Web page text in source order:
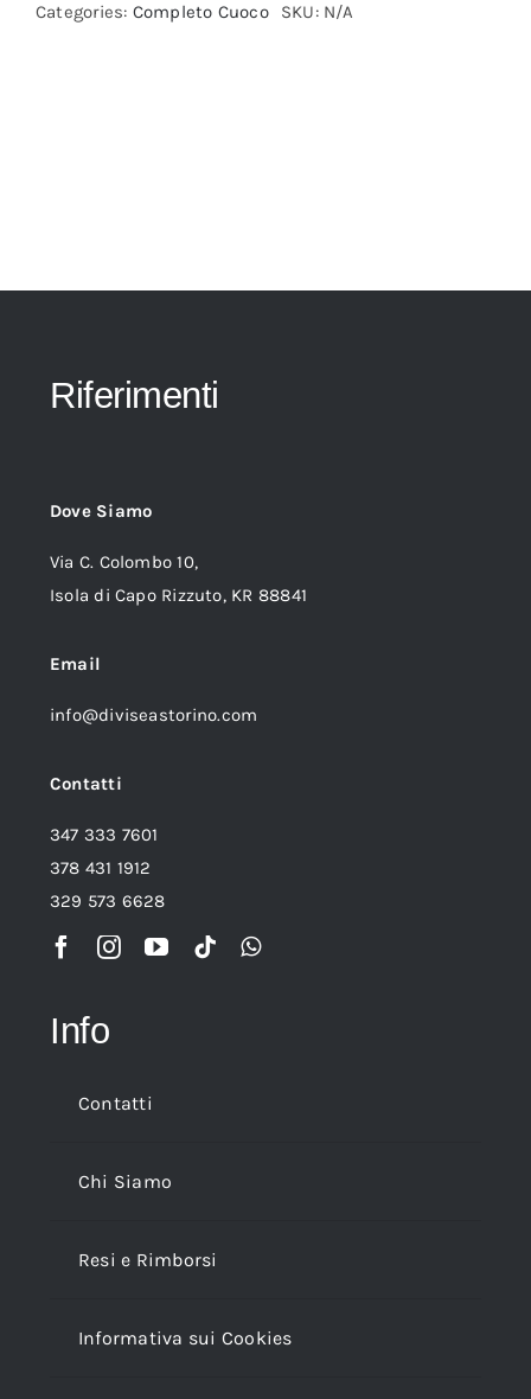
Categories: Completo Cuoco SKU: N/A
Riferimenti
Dove Siamo
Via C. Colombo 10,
Isola di Capo Rizzuto, KR 88841
Email
info@diviseastorino.com
Contatti
347 333 7601
378 431 1912
329 573 6628
Info
Contatti
Chi Siamo
Resi e Rimborsi
Informativa sui Cookies